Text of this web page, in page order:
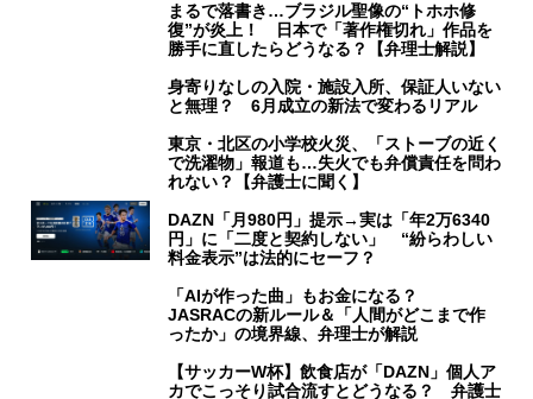
まるで落書き…ブラジル聖像の“トホホ修
復”が炎上！ 日本で「著作権切れ」作品を
勝手に直したらどうなる？【弁理士解説】
身寄りなしの入院・施設入所、保証人いない
と無理？ 6月成立の新法で変わるリアル
東京・北区の小学校火災、「ストーブの近く
で洗濯物」報道も…失火でも弁償責任を問わ
れない？【弁護士に聞く】
DAZN「月980円」提示→実は「年2万6340
円」に「二度と契約しない」 “紛らわしい
料金表示”は法的にセーフ？
「AIが作った曲」もお金になる？
JASRACの新ルール＆「人間がどこまで作
ったか」の境界線、弁理士が解説
【サッカーW杯】飲食店が「DAZN」個人ア
カでこっそり試合流すとどうなる？ 弁護士